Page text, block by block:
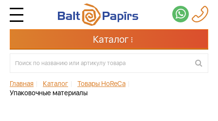
Каталог
Главная Каталог Товары HoReCa
Упаковочные материалы